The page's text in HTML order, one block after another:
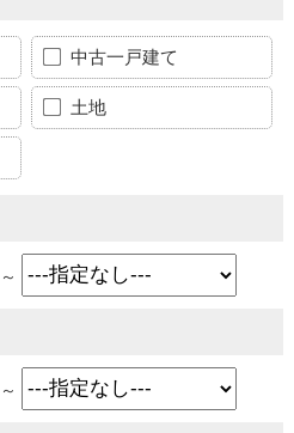
中古一戸建て
土地
～
～